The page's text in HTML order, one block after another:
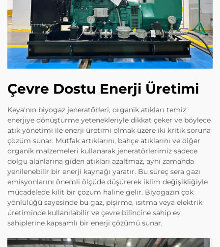
Çevre Dostu Enerji Üretimi
Keya'nın biyogaz jeneratörleri, organik atıkları temiz
enerjiye dönüştürme yetenekleriyle dikkat çeker ve böylece
atık yönetimi ile enerji üretimi olmak üzere iki kritik soruna
çözüm sunar. Mutfak artıklarını, bahçe atıklarını ve diğer
organik malzemeleri kullanarak jeneratörlerimiz sadece
dolgu alanlarına giden atıkları azaltmaz, aynı zamanda
yenilenebilir bir enerji kaynağı yaratır. Bu süreç sera gazı
emisyonlarını önemli ölçüde düşürerek iklim değişikliğiyle
mücadelede kilit bir çözüm haline gelir. Biyogazın çok
yönlülüğü sayesinde bu gaz, pişirme, ısıtma veya elektrik
üretiminde kullanılabilir ve çevre bilincine sahip ev
sahiplerine kapsamlı bir enerji çözümü sunar.